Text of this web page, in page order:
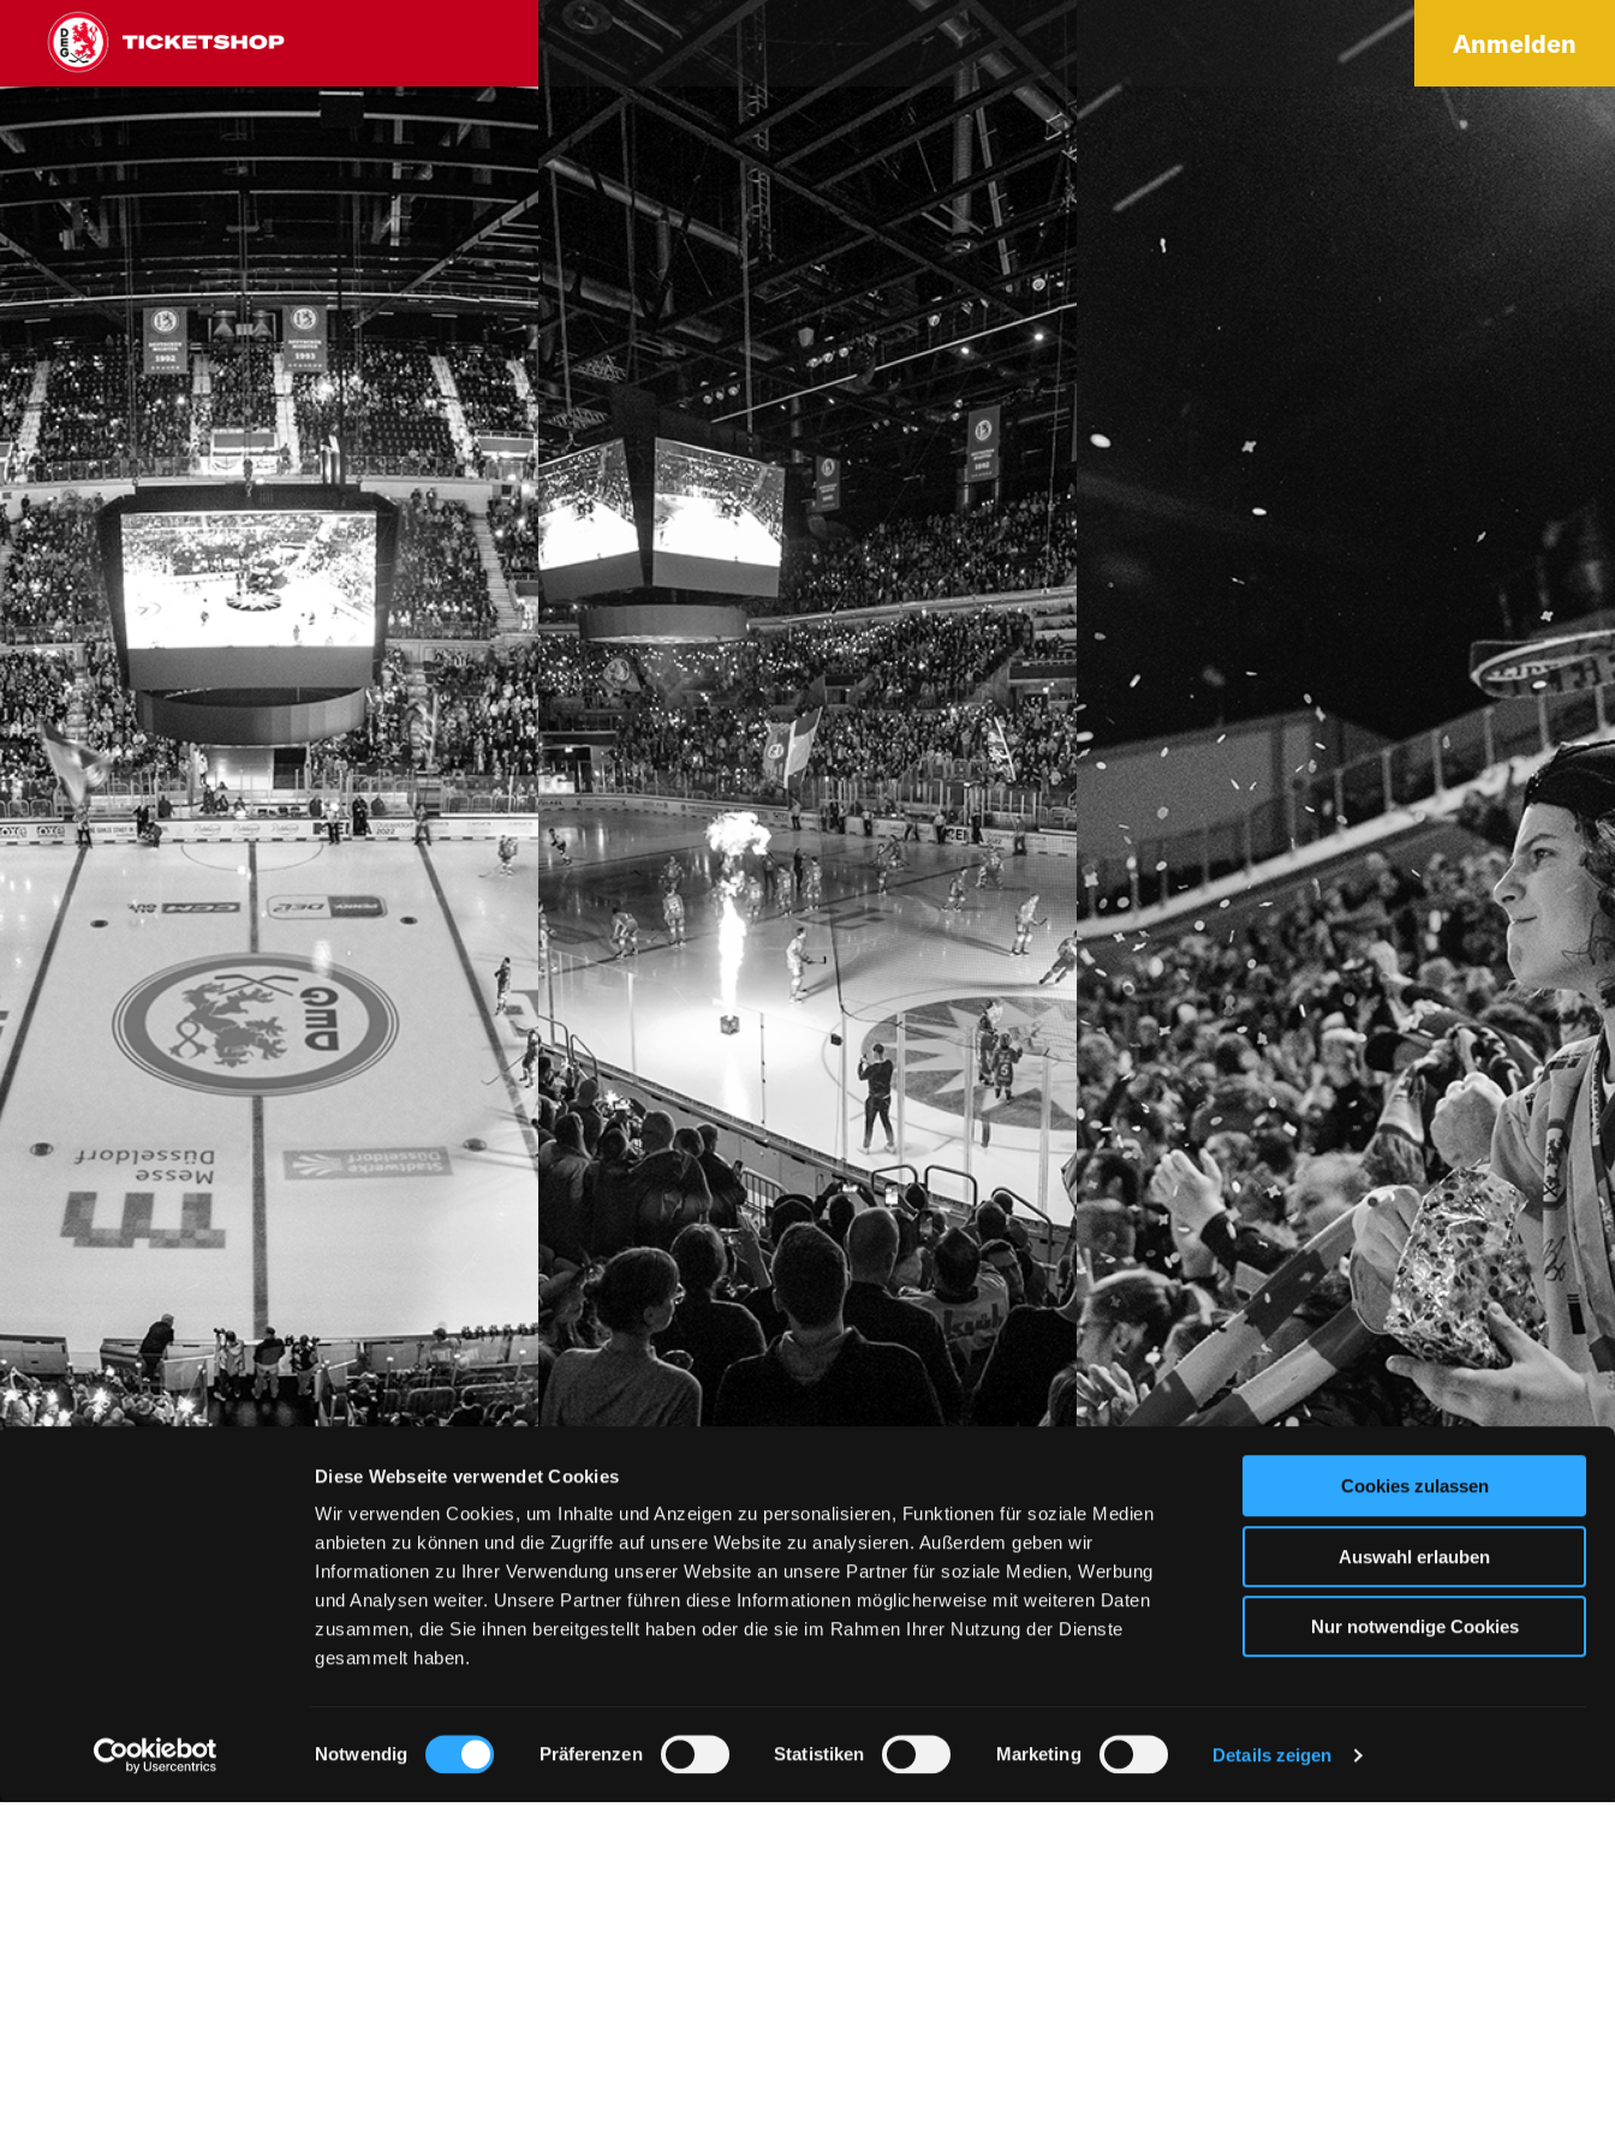
Diese Webseite verwendet Cookies
Wir verwenden Cookies, um Inhalte und Anzeigen zu personalisieren, Funktionen für soziale Medien
anbieten zu können und die Zugriffe auf unsere Website zu analysieren. Außerdem geben wir
Informationen zu Ihrer Verwendung unserer Website an unsere Partner für soziale Medien, Werbung
und Analysen weiter. Unsere Partner führen diese Informationen möglicherweise mit weiteren Daten
zusammen, die Sie ihnen bereitgestellt haben oder die sie im Rahmen Ihrer Nutzung der Dienste
gesammelt haben.
Einwilligungsauswahl
Notwendig Präferenzen Statistiken Marketing Details zeigen
Cookies zulassen
Auswahl erlauben
Nur notwendige Cookies
Anmelden
Gutscheine